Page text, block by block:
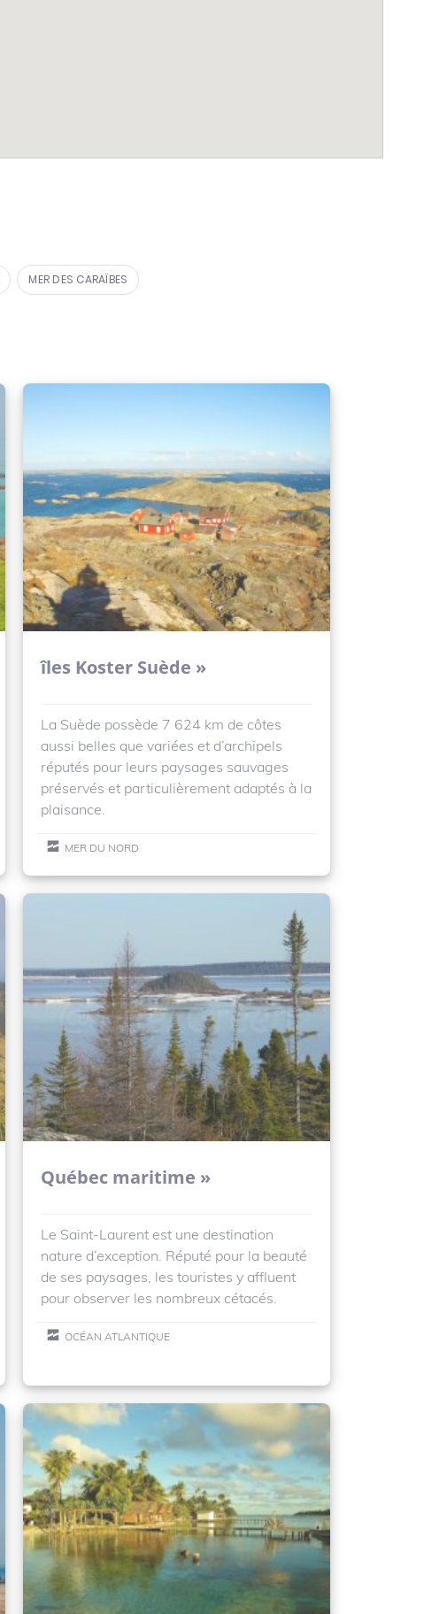
MER DES CARAÏBES
îles Koster Suède »
La Suède possède 7 624 km de côtes
aussi belles que variées et d’archipels
réputés pour leurs paysages sauvages
préservés et particulièrement adaptés à la
plaisance.
MER DU NORD
Québec maritime »
Le Saint-Laurent est une destination
nature d’exception. Réputé pour la beauté
de ses paysages, les touristes y affluent
pour observer les nombreux cétacés.
OCÉAN ATLANTIQUE